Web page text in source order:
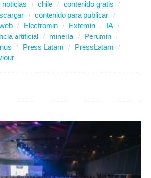
noticias chile
contenido gratis
contenido para publicar
Electromin Extemin
IA
artificial minería
Perumin
Press Latam
PressLatam